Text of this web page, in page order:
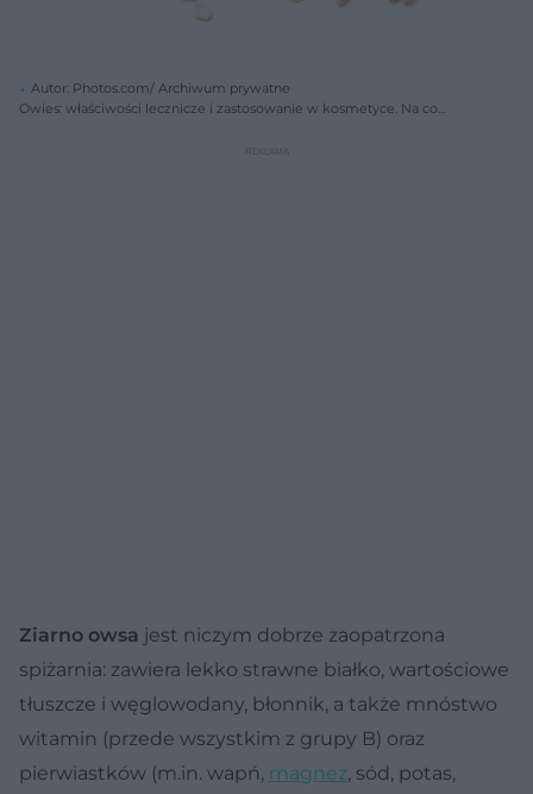
Autor: Photos.com/ Archiwum prywatne
Owies: właściwości lecznicze i zastosowanie w kosmetyce. Na co
Ziarno owsa jest niczym dobrze zaopatrzona
spiżarnia: zawiera lekko strawne białko, wartościowe
tłuszcze i węglowodany, błonnik, a także mnóstwo
witamin (przede wszystkim z grupy B) oraz
pierwiastków (m.in. wapń, magnez, sód, potas,